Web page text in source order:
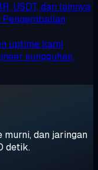
USDT, dan lainnya
Pengembalian
uptime kami
sungguhan,
murni, dan jaringan
detik.